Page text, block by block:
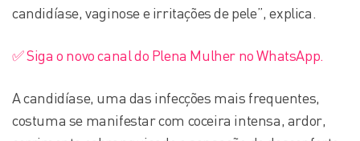
candidíase, vaginose e irritações de pele”, explica.
✅ Siga o novo canal do Plena Mulher no WhatsApp.
A candidíase, uma das infecções mais frequentes,
costuma se manifestar com coceira intensa, ardor,